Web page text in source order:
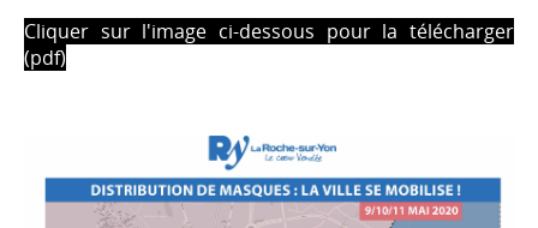
Cliquer sur l'image ci-dessous pour la télécharger
(pdf)